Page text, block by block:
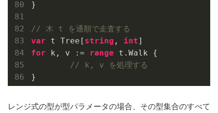
}
// 木 t を通順で走査する
var t Tree[ string , int
for k, v := range t.Walk {
// k, v を処理する
レンジ式の型が型パラメータの場合、その型集合のすべて